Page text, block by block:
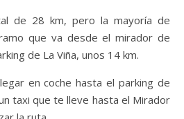
de 28 km, pero la mayoría de
que va desde el mirador de
de La Viña, unos 14 km.
en coche hasta el parking de
taxi que te lleve hasta el Mirador